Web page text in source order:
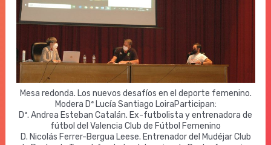
Mesa redonda. Los nuevos desafíos en el deporte femenino.
Modera Dª Lucía Santiago LoiraParticipan:
Dª. Andrea Esteban Catalán. Ex-futbolista y entrenadora de
fútbol del Valencia Club de Fútbol Femenino
D. Nicolás Ferrer-Bergua Leese. Entrenador del Mudéjar Club